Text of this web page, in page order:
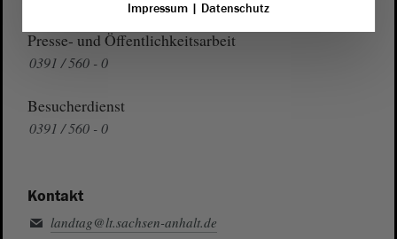
Presse- und Öffentlichkeitsarbeit
0391 / 560 - 0
Besucherdienst
0391 / 560 - 0
Kontakt
landtag@lt.sachsen-anhalt.de
Impressum| Datenschutz